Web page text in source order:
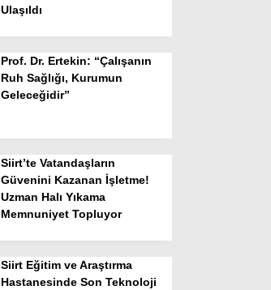
Ulaşıldı
Prof. Dr. Ertekin: “Çalışanın
Ruh Sağlığı, Kurumun
Geleceğidir”
Siirt’te Vatandaşların
Güvenini Kazanan İşletme!
Uzman Halı Yıkama
Memnuniyet Topluyor
Siirt Eğitim ve Araştırma
Hastanesinde Son Teknoloji